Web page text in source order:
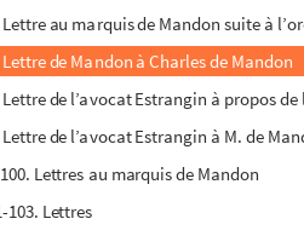
Lettre au marquis de Mandon suite à
Lettre de Mandon à Charles de Mandon
de l’avocat Estrangin à propos
Lettre de l’avocat Estrangin à M. de
Lettres au marquis de Mandon
103. Lettres